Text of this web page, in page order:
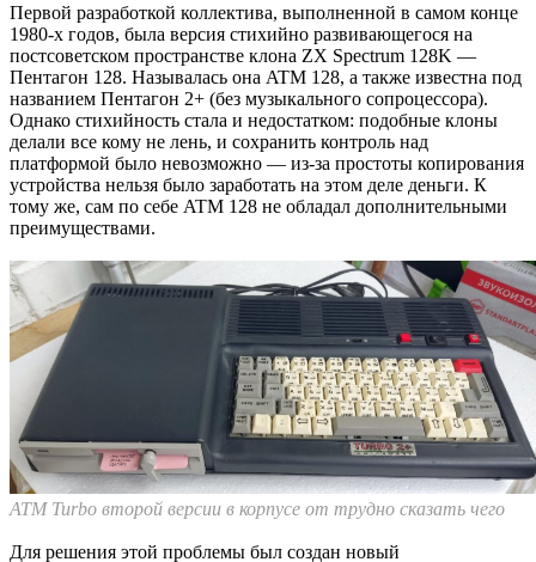
Первой разработкой коллектива, выполненной в самом конце
1980-х годов, была версия стихийно развивающегося на
постсоветском пространстве клона ZX Spectrum 128K —
Пентагон 128. Называлась она ATM 128, а также известна под
названием Пентагон 2+ (без музыкального сопроцессора).
Однако стихийность стала и недостатком: подобные клоны
делали все кому не лень, и сохранить контроль над
платформой было невозможно — из-за простоты копирования
устройства нельзя было заработать на этом деле деньги. К
тому же, сам по себе ATM 128 не обладал дополнительными
преимуществами.
ATM Turbo второй версии в корпусе от трудно сказать чего
Для решения этой проблемы был создан новый